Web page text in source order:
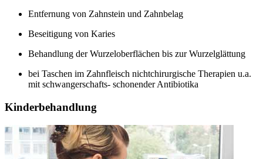
Entfernung von Zahnstein und Zahnbelag
Beseitigung von Karies
Behandlung der Wurzeloberflächen bis zur Wurzelglättung
bei Taschen im Zahnfleisch nichtchirurgische Therapien u.a.
mit schwangerschafts- schonender Antibiotika
Kinderbehandlung